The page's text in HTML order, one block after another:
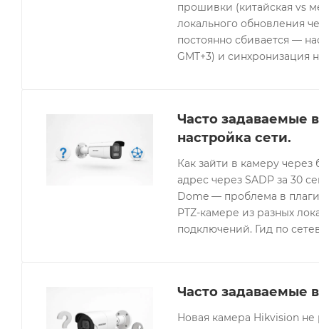
прошивки (китайская vs
локального обновления
постоянно сбивается —
GMT+3) и синхронизация
Часто задаваемые
настройка сети.
Как зайти в камеру через
адрес через SADP за 30
Dome — проблема в
PTZ-камере из разных
подключений. Гид по
Часто задаваемые
Новая камера Hikvision не